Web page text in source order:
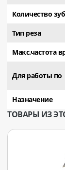
Количество
Тип реза
Макс.частота
Для работы по
Назначение
ТОВАРЫ ИЗ